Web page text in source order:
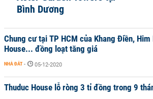
Bình Dương
Chung cư tại TP HCM của Khang Điền, Him
House... đồng loạt tăng giá
NHÀ ĐẤT - 05-12-2020
Thuduc House lỗ ròng 3 tỉ đồng trong 9